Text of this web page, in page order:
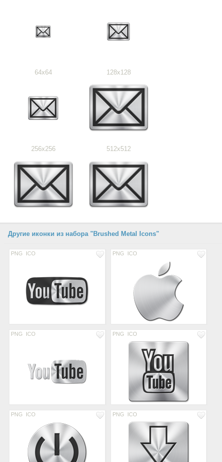
64x64 128x128
256x256 512x512
Другие иконки из набора "Brushed Metal Icons"
PNG ICO PNG ICO
PNG ICO PNG ICO
PNG ICO PNG ICO